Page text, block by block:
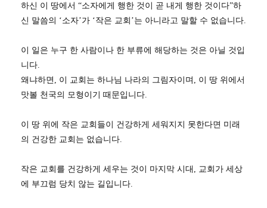
하신 이 땅에서 “소자에게 행한 것이 곧 내게 행한 것이다”하
신 말씀의 ‘소자’가 ‘작은 교회’는 아니라고 말할 수 없습니다.
이 일은 누구 한 사람이나 한 부류에 해당하는 것은 아닐 것입
니다.
왜냐하면, 이 교회는 하나님 나라의 그림자이며, 이 땅 위에서
맛볼 천국의 모형이기 때문입니다.
이 땅 위에 작은 교회들이 건강하게 세워지지 못한다면 미래
의 건강한 교회는 없습니다.
작은 교회를 건강하게 세우는 것이 마지막 시대, 교회가 세상
에 부끄럼 당치 않는 길입니다.